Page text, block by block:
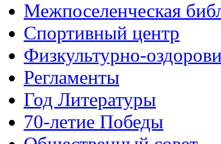
Межпоселенческая
Спортивный центр
Физкультурно-
Регламенты
Год Литературы
70-летие Победы